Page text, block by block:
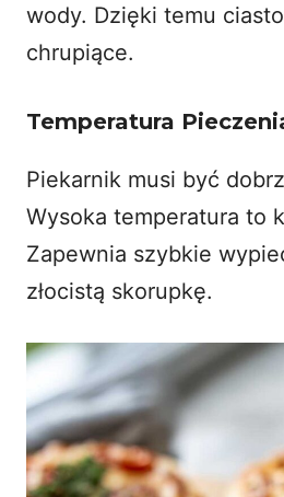
wody. Dzięki temu
chrupiące.
Temperatura
Piekarnik musi być
Wysoka temperatura to
Zapewnia szybkie
złocistą skorupkę.